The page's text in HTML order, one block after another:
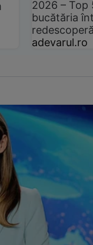
2026 –
bucătăria
adevarul.ro